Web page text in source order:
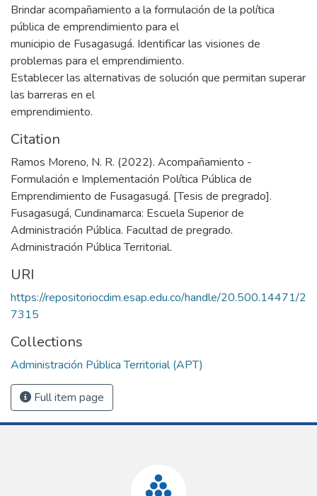
Brindar acompañamiento a la formulación de la política
pública de emprendimiento para el
municipio de Fusagasugá. Identificar las visiones de
problemas para el emprendimiento.
Establecer las alternativas de solución que permitan superar
las barreras en el
emprendimiento.
Citation
Ramos Moreno, N. R. (2022). Acompañamiento -
Formulación e Implementación Política Pública de
Emprendimiento de Fusagasugá. [Tesis de pregrado].
Fusagasugá, Cundinamarca: Escuela Superior de
Administración Pública. Facultad de pregrado.
Administración Pública Territorial.
URI
https://repositoriocdim.esap.edu.co/handle/20.500.14471/2
7315
Collections
Administración Pública Territorial (APT)
Full item page